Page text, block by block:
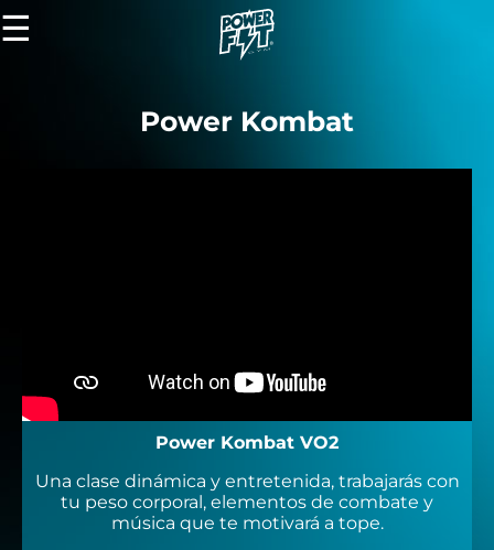
☰
Power Kombat
Power Kombat VO2
Una clase dinámica y entretenida, trabajarás con
tu peso corporal, elementos de combate y
música que te motivará a tope.